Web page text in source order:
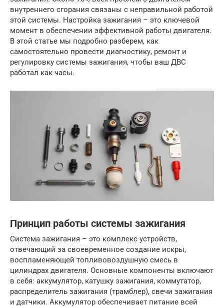
внутреннего сгорания связаны с неправильной работой
этой системы. Настройка зажигания – это ключевой
момент в обеспечении эффективной работы двигателя.
В этой статье мы подробно разберем, как
самостоятельно провести диагностику, ремонт и
регулировку системы зажигания, чтобы ваш ДВС
работал как часы.
Принцип работы системы зажигания
Система зажигания – это комплекс устройств,
отвечающий за своевременное создание искры,
воспламеняющей топливовоздушную смесь в
цилиндрах двигателя. Основные компоненты включают
в себя: аккумулятор, катушку зажигания, коммутатор,
распределитель зажигания (трамблер), свечи зажигания
и датчики. Аккумулятор обеспечивает питание всей